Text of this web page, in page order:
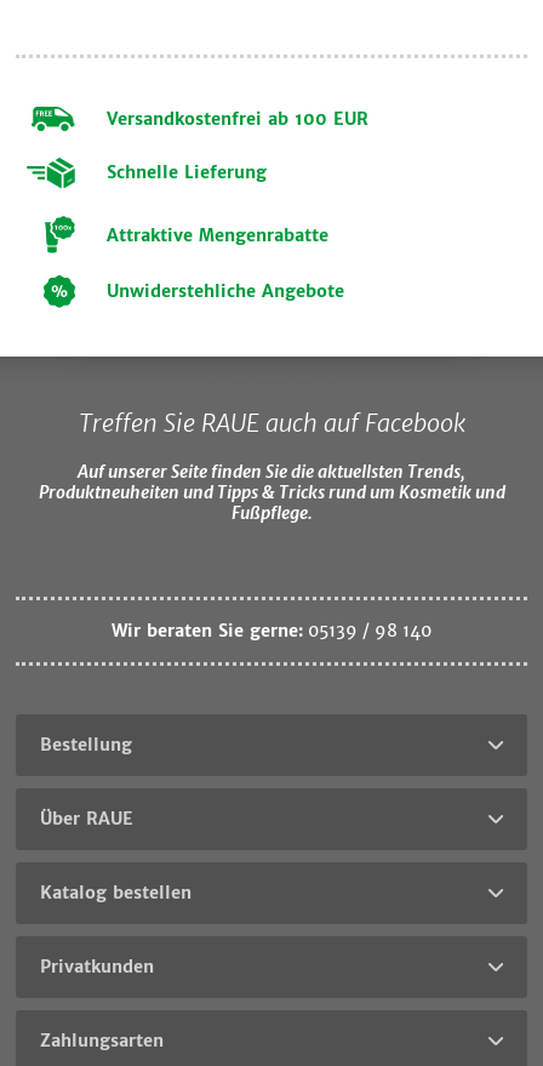
Versandkostenfrei ab 100 EUR
Schnelle Lieferung
Attraktive Mengenrabatte
Unwiderstehliche Angebote
Treffen Sie RAUE auch auf Facebook
Auf unserer Seite finden Sie die aktuellsten Trends,
Produktneuheiten und Tipps & Tricks rund um Kosmetik und
Fußpflege.
Wir beraten Sie gerne: 05139 / 98 140
Bestellung
Über RAUE
Katalog bestellen
Privatkunden
Zahlungsarten